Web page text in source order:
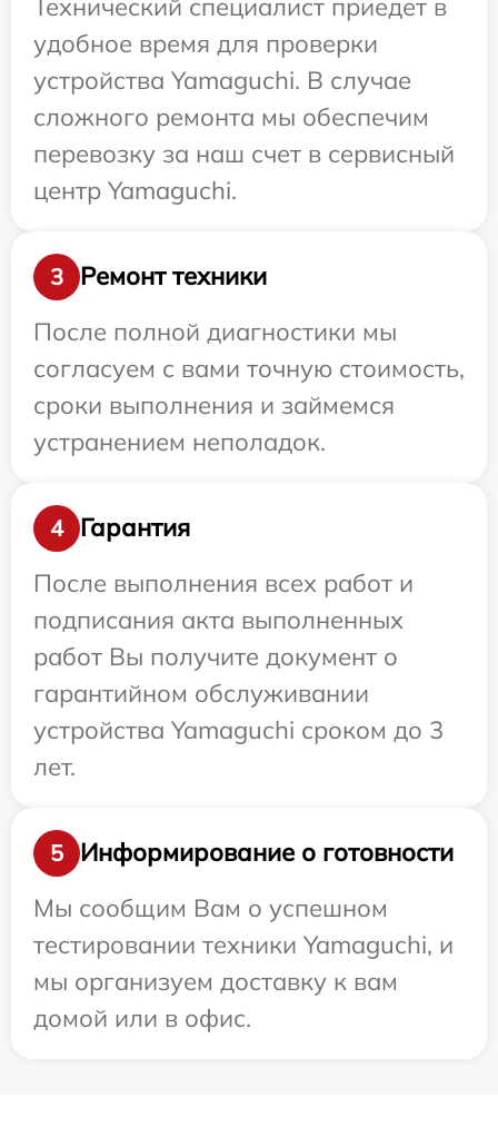
Технический специалист приедет в
удобное время для проверки
устройства Yamaguchi. В случае
сложного ремонта мы обеспечим
перевозку за наш счет в сервисный
центр Yamaguchi.
3
Ремонт техники
После полной диагностики мы
согласуем с вами точную стоимость,
сроки выполнения и займемся
устранением неполадок.
4
Гарантия
После выполнения всех работ и
подписания акта выполненных
работ Вы получите документ о
гарантийном обслуживании
устройства Yamaguchi сроком до 3
лет.
5
Информирование о готовности
Мы сообщим Вам о успешном
тестировании техники Yamaguchi, и
мы организуем доставку к вам
домой или в офис.